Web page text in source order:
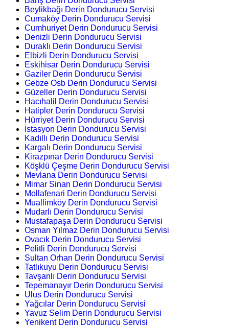
Beylikbağı Derin Dondurucu Servisi
Cumaköy Derin Dondurucu Servisi
Cumhuriyet Derin Dondurucu Servisi
Denizli Derin Dondurucu Servisi
Duraklı Derin Dondurucu Servisi
Elbizli Derin Dondurucu Servisi
Eskihisar Derin Dondurucu Servisi
Gaziler Derin Dondurucu Servisi
Gebze Osb Derin Dondurucu Servisi
Güzeller Derin Dondurucu Servisi
Hacıhalil Derin Dondurucu Servisi
Hatipler Derin Dondurucu Servisi
Hürriyet Derin Dondurucu Servisi
İstasyon Derin Dondurucu Servisi
Kadıllı Derin Dondurucu Servisi
Kargalı Derin Dondurucu Servisi
Kirazpınar Derin Dondurucu Servisi
Köşklü Çeşme Derin Dondurucu Servisi
Mevlana Derin Dondurucu Servisi
Mimar Sinan Derin Dondurucu Servisi
Mollafenari Derin Dondurucu Servisi
Muallimköy Derin Dondurucu Servisi
Mudarlı Derin Dondurucu Servisi
Mustafapaşa Derin Dondurucu Servisi
Osman Yılmaz Derin Dondurucu Servisi
Ovacık Derin Dondurucu Servisi
Pelitli Derin Dondurucu Servisi
Sultan Orhan Derin Dondurucu Servisi
Tatlıkuyu Derin Dondurucu Servisi
Tavşanlı Derin Dondurucu Servisi
Tepemanayır Derin Dondurucu Servisi
Ulus Derin Dondurucu Servisi
Yağcılar Derin Dondurucu Servisi
Yavuz Selim Derin Dondurucu Servisi
Yenikent Derin Dondurucu Servisi